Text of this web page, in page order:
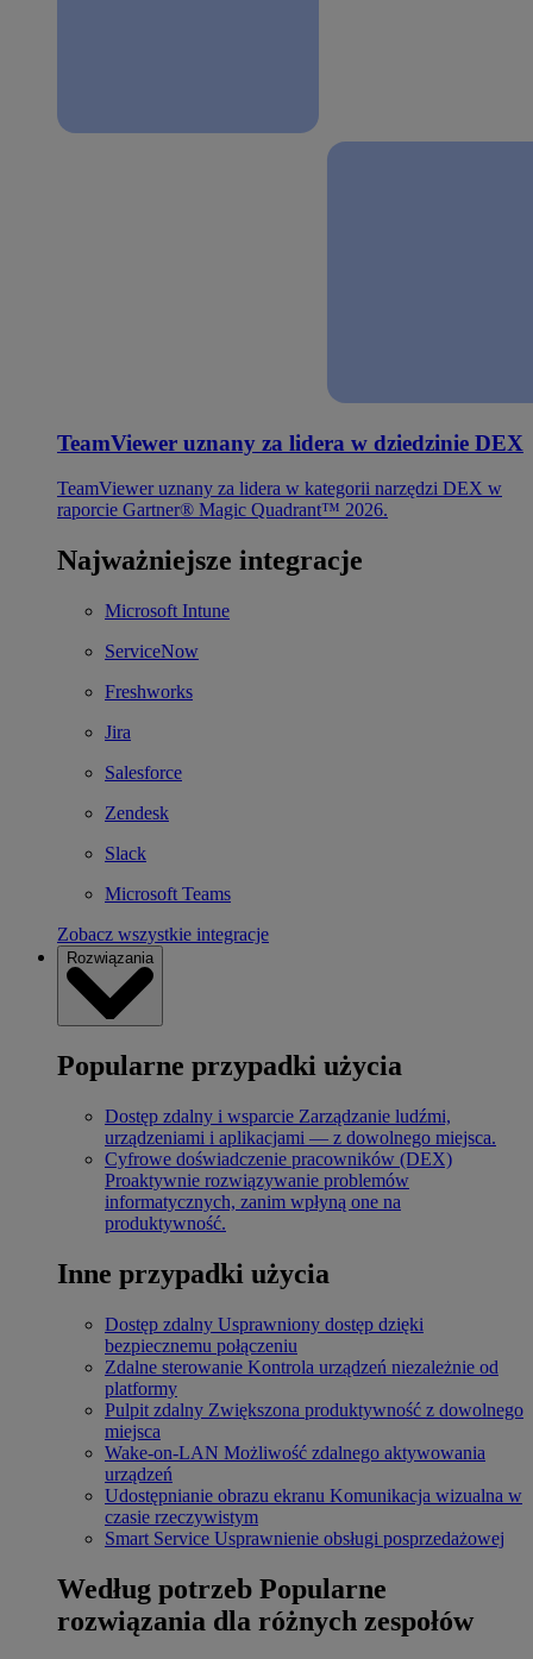
TeamViewer uznany za lidera w dziedzinie DEX
TeamViewer uznany za lidera w kategorii narzędzi DEX w
raporcie Gartner® Magic Quadrant™ 2026.
Najważniejsze integracje
Microsoft Intune
ServiceNow
Freshworks
Jira
Salesforce
Zendesk
Slack
Microsoft Teams
Zobacz wszystkie integracje
Rozwiązania
Popularne przypadki użycia
Dostęp zdalny i wsparcie Zarządzanie ludźmi,
urządzeniami i aplikacjami — z dowolnego miejsca.
Cyfrowe doświadczenie pracowników (DEX)
Proaktywnie rozwiązywanie problemów
informatycznych, zanim wpłyną one na
produktywność.
Inne przypadki użycia
Dostęp zdalny Usprawniony dostęp dzięki
bezpiecznemu połączeniu
Zdalne sterowanie Kontrola urządzeń niezależnie od
platformy
Pulpit zdalny Zwiększona produktywność z dowolnego
miejsca
Wake-on-LAN Możliwość zdalnego aktywowania
urządzeń
Udostępnianie obrazu ekranu Komunikacja wizualna w
czasie rzeczywistym
Smart Service Usprawnienie obsługi posprzedażowej
Według potrzeb Popularne
rozwiązania dla różnych zespołów